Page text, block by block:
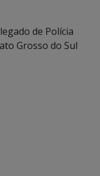
de Polícia
Grosso do Sul